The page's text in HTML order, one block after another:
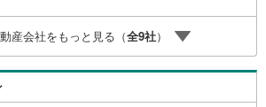
金と譲渡はできません。ご案内・詳細な資料
気軽にどうぞ♪お電話でのお問い合わせも常
おります！お気軽にお問い合わせください。
産会社をもっと見る（全9社）